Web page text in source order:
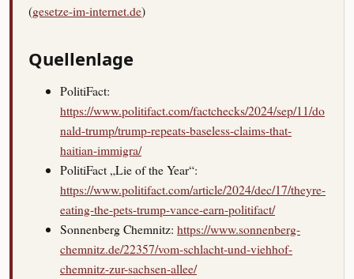
(gesetze-im-internet.de)
Quellenlage
PolitiFact:
https://www.politifact.com/factchecks/2024/sep/11/do
nald-trump/trump-repeats-baseless-claims-that-
haitian-immigra/
PolitiFact „Lie of the Year“:
https://www.politifact.com/article/2024/dec/17/theyre-
eating-the-pets-trump-vance-earn-politifact/
Sonnenberg Chemnitz: https://www.sonnenberg-
chemnitz.de/22357/vom-schlacht-und-viehhof-
chemnitz-zur-sachsen-allee/